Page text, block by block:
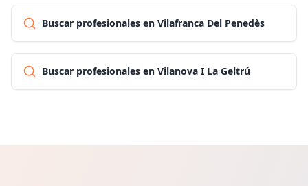
Buscar profesionales en Vilafranca Del Penedès
Buscar profesionales en Vilanova I La Geltrú